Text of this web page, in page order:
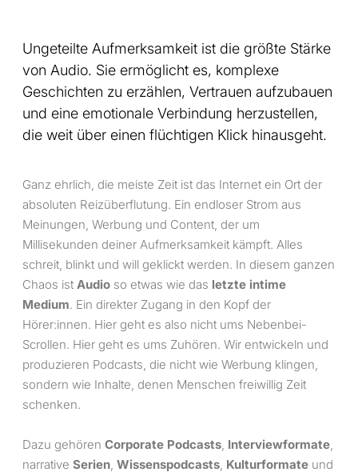
Ungeteilte Aufmerksamkeit ist die größte Stärke
von Audio. Sie ermöglicht es, komplexe
Geschichten zu erzählen, Vertrauen aufzubauen
und eine emotionale Verbindung herzustellen,
die weit über einen flüchtigen Klick hinausgeht.
Ganz ehrlich, die meiste Zeit ist das Internet ein Ort der
absoluten Reizüberflutung. Ein endloser Strom aus
Meinungen, Werbung und Content, der um
Millisekunden deiner Aufmerksamkeit kämpft. Alles
schreit, blinkt und will geklickt werden. In diesem ganzen
Chaos ist Audio so etwas wie das letzte intime
Medium. Ein direkter Zugang in den Kopf der
Hörer:innen. Hier geht es also nicht ums Nebenbei-
Scrollen. Hier geht es ums Zuhören. Wir entwickeln und
produzieren Podcasts, die nicht wie Werbung klingen,
sondern wie Inhalte, denen Menschen freiwillig Zeit
schenken.
Dazu gehören Corporate Podcasts, Interviewformate,
narrative Serien, Wissenspodcasts, Kulturformate und